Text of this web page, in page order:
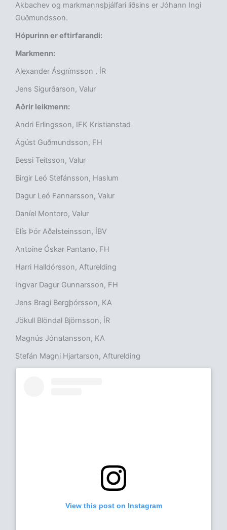
Akbachev og markmannsþjálfari liðsins er Jóhann Ingi
Guðmundsson.
Hópurinn er eftirfarandi:
Markmenn:
Alexander Ásgrímsson , ÍR
Jens Sigurðarson, Valur
Aðrir leikmenn:
Andri Erlingsson, IFK Kristianstad
Ágúst Guðmundsson, FH
Bessi Teitsson, Valur
Birgir Leó Stefánsson, Haslum
Dagur Leó Fannarsson, Valur
Daníel Montoro, Valur
Elís Þór Aðalsteinsson, ÍBV
Antoine Óskar Pantano, FH
Harri Halldórsson, Afturelding
Ingvar Dagur Gunnarsson, FH
Jens Bragi Bergþórsson, KA
Jökull Blöndal Björnsson, ÍR
Magnús Jónatansson, KA
Stefán Magni Hjartarson, Afturelding
View this post on Instagram